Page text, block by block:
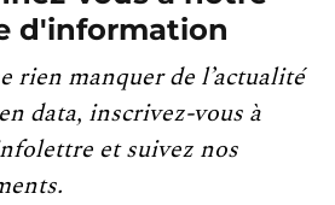
d'information
rien manquer de l’actualité
data, inscrivez-vous à
et suivez nos